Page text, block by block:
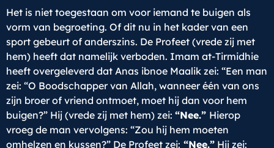
Het is niet toegestaan om voor iemand te buigen als
vorm van begroeting. Of dit nu in het kader van een
sport gebeurt of anderszins. De Profeet (vrede zij met
hem) heeft dat namelijk verboden. Imam at-Tirmidhie
heeft overgeleverd dat Anas ibnoe Maalik zei: “Een man
zei: “O Boodschapper van Allah, wanneer één van ons
zijn broer of vriend ontmoet, moet hij dan voor hem
buigen?” Hij (vrede zij met hem) zei: “Nee.” Hierop
vroeg de man vervolgens: “Zou hij hem moeten
omhelzen en kussen?” De Profeet zei: “Nee.” Hij zei: